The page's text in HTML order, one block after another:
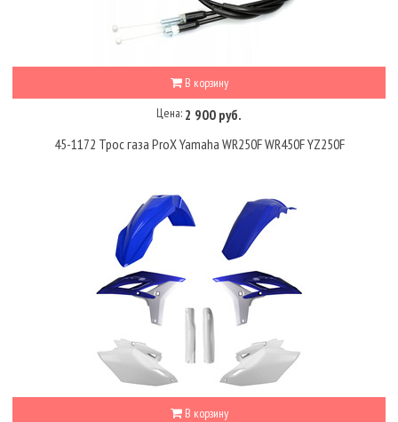
В корзину
Цена: 2 900 руб.
45-1172 Трос газа ProX Yamaha WR250F WR450F YZ250F
В корзину